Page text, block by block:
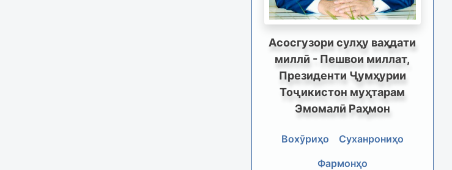
Асосгузори сулҳу ваҳдати
миллӣ - Пешвои миллат,
Президенти Ҷумҳурии
Тоҷикистон муҳтарам
Эмомалӣ Раҳмон
Вохӯриҳо
Суханрониҳо
Фармонҳо